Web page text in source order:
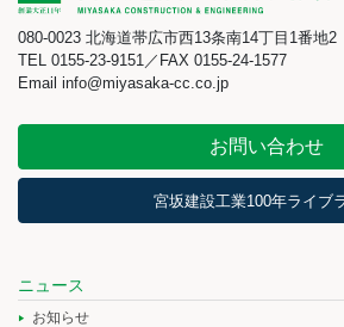
080-0023 北海道帯広市西13条南14丁目1番地2
TEL 0155-23-9151／FAX 0155-24-1577
Email info@miyasaka-cc.co.jp
お問い合わせ
宮坂建設工業100年ライブ
ニュース
お知らせ